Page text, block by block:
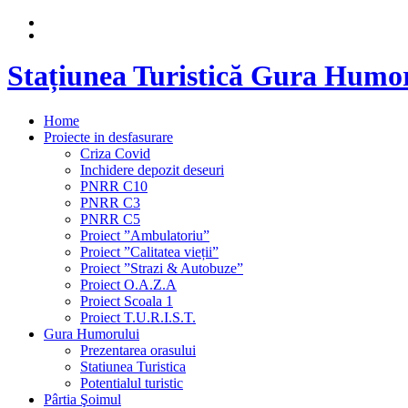
Stațiunea Turistică Gura
Home
Proiecte in desfasurare
Criza Covid
Inchidere depozit deseuri
PNRR C10
PNRR C3
PNRR C5
Proiect ”Ambulatoriu”
Proiect ”Calitatea vieții”
Proiect ”Strazi & Autobuze”
Proiect O.A.Z.A
Proiect Scoala 1
Proiect T.U.R.I.S.T.
Gura Humorului
Prezentarea orasului
Statiunea Turistica
Potentialul turistic
Pârtia Şoimul